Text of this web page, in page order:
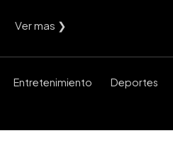
Ver mas ❯
Entretenimiento Deportes